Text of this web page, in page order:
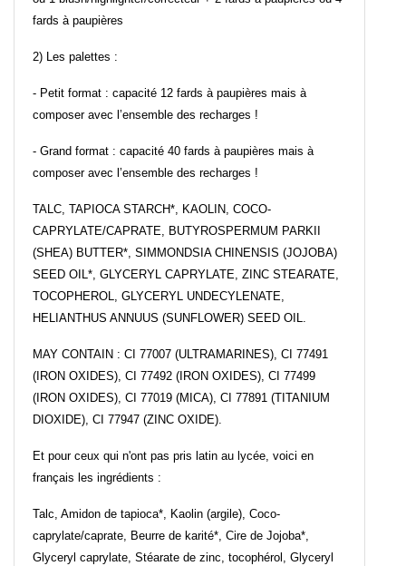
fards à paupières
2) Les palettes :
- Petit format : capacité 12 fards à paupières mais à
composer avec l’ensemble des recharges !
- Grand format : capacité 40 fards à paupières mais à
composer avec l’ensemble des recharges !
TALC, TAPIOCA STARCH*, KAOLIN, COCO-
CAPRYLATE/CAPRATE, BUTYROSPERMUM PARKII
(SHEA) BUTTER*, SIMMONDSIA CHINENSIS (JOJOBA)
SEED OIL*, GLYCERYL CAPRYLATE, ZINC STEARATE,
TOCOPHEROL, GLYCERYL UNDECYLENATE,
HELIANTHUS ANNUUS (SUNFLOWER) SEED OIL.
MAY CONTAIN : CI 77007 (ULTRAMARINES), CI 77491
(IRON OXIDES), CI 77492 (IRON OXIDES), CI 77499
(IRON OXIDES), CI 77019 (MICA), CI 77891 (TITANIUM
DIOXIDE), CI 77947 (ZINC OXIDE).
Et pour ceux qui n'ont pas pris latin au lycée, voici en
français les ingrédients :
Talc, Amidon de tapioca*, Kaolin (argile), Coco-
caprylate/caprate, Beurre de karité*, Cire de Jojoba*,
Glyceryl caprylate, Stéarate de zinc, tocophérol, Glyceryl